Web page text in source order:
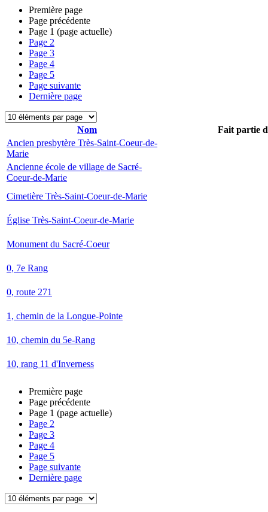
Première page
Page précédente
Page 1 (page actuelle)
Page 2
Page 3
Page 4
Page 5
Page suivante
Dernière page
Nom
Fait partie
Ancien presbytère Très-Saint-Coeur-de-
Marie
Ancienne école de village de Sacré-
Coeur-de-Marie
Cimetière Très-Saint-Coeur-de-Marie
Église Très-Saint-Coeur-de-Marie
Monument du Sacré-Coeur
0, 7e Rang
0, route 271
1, chemin de la Longue-Pointe
10, chemin du 5e-Rang
10, rang 11 d'Inverness
Première page
Page précédente
Page 1 (page actuelle)
Page 2
Page 3
Page 4
Page 5
Page suivante
Dernière page